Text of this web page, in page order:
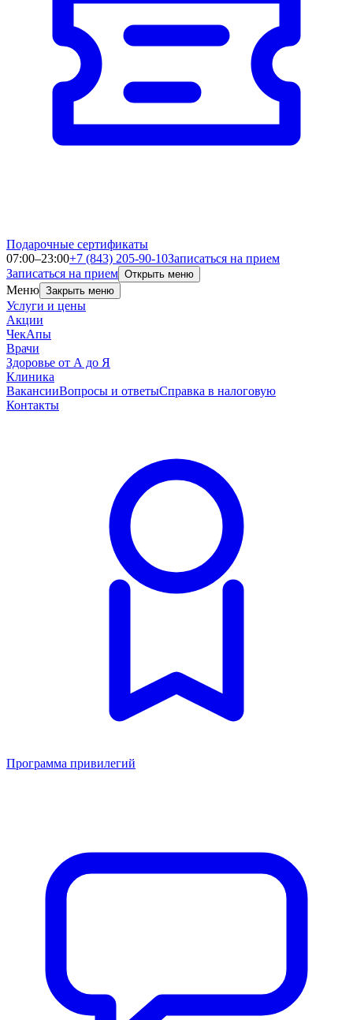
Подарочные сертификаты
07:00–23:00+7 (843) 205-90-10Записаться на прием
Записаться на прием Открыть меню
Меню Закрыть меню
Услуги и цены
Акции
ЧекАпы
Врачи
Здоровье от А до Я
Клиника
ВакансииВопросы и ответыСправка в налоговую
Контакты
Программа привилегий